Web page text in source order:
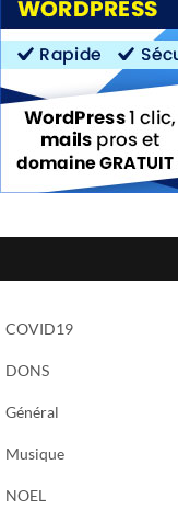
COVID19
DONS
Général
Musique
NOEL